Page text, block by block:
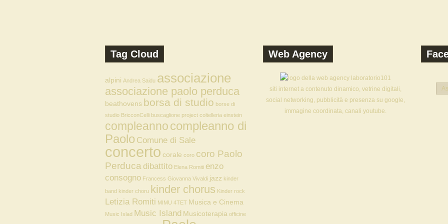
Tag Cloud
alpini Andrea Saidu associazione
associazione paolo perduca
beathovens borsa di studio borse di
studio BricconCelli buscaglione project coltelleria einstein
compleannocompleanno di
Paolo Comune di Sale
concerto corale coro coro Paolo
Perduca dibattito Elena Romiti enzo
consogno Francess Giovanna Vivaldi jazz kinder
band kinder choru kinder chorus Kinder rock
Letizia Romiti MIMU 4TET Musica e Cinema
Music Islad Music Island Musicoterapia officine
Web Agency
siti internet a contenuto dinamico, vetrine digitali,
social networking, pubblicità e presenza su google,
immagine coordinata, canali youtube.